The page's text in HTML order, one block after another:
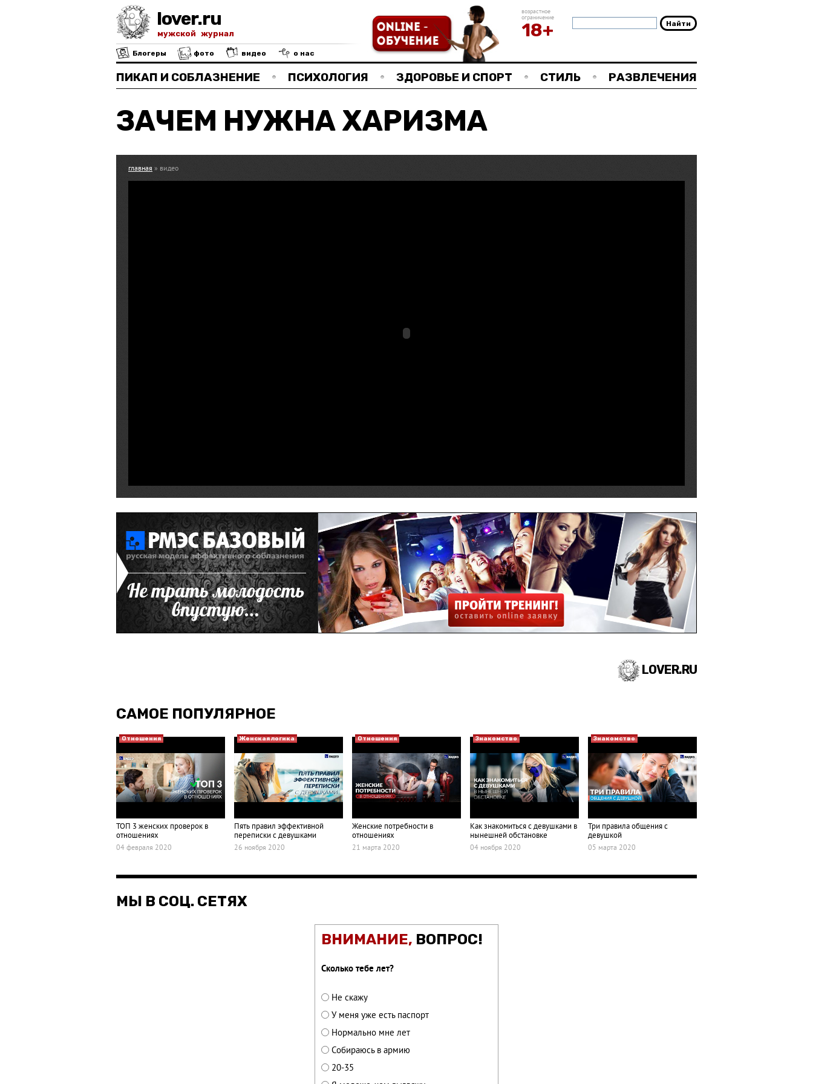
lover.ru
мужской журнал
возрастное
ограничение
18+
Блогеры фото видео о нас
ПИКАП И СОБЛАЗНЕНИЕ ПСИХОЛОГИЯ ЗДОРОВЬЕ И СПОРТ СТИЛЬ РАЗВЛЕЧЕНИЯ
ЗАЧЕМ НУЖНА ХАРИЗМА
главная » видео
LOVER.RU
САМОЕ ПОПУЛЯРНОЕ
Отношения
ТОП 3 женских проверок в
отношениях
04 февраля 2020
Женская логика
Пять правил эффективной
переписки с девушками
26 ноября 2020
Отношения
Женские потребности в
отношениях
21 марта 2020
Знакомство
Как знакомиться с девушками в
нынешней обстановке
04 ноября 2020
Знакомство
Три правила общения с
девушкой
05 марта 2020
МЫ В СОЦ. СЕТЯХ
ВНИМАНИЕ, ВОПРОС!
Сколько тебе лет?
Не скажу
У меня уже есть паспорт
Нормально мне лет
Собираюсь в армию
20-35